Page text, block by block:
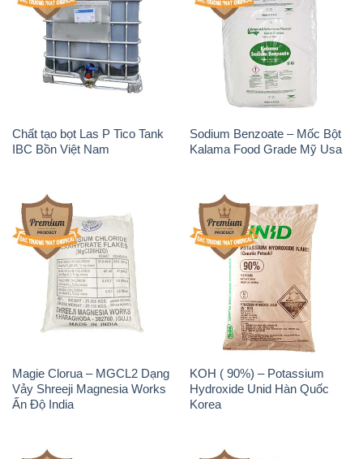
Sodium Percarbonate Dạng
Bột Trung Quốc China
Sodium Acetate – Natri
Acetate Trung Quốc China
Sodium Benzoate – Mốc Bột
Chữ Cam Food Grade Trung
Quốc China
Sodium Bicarbonate – Bicar
NaHCO3 Food Grade 3 Chữ
GGG Bao Jumbo ( Bành )
Trung Quốc China